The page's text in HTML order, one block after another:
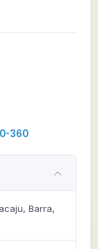
360
Barra,